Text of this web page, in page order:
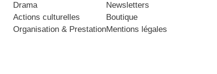
Drama
Actions culturelles
Organisation & Prestation
Newsletters
Boutique
Mentions légales